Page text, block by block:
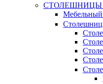
СТОЛЕШНИЦЫ